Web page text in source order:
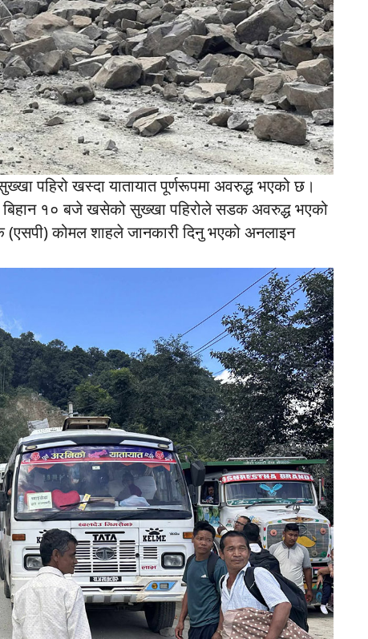
पहिरो खस्दा यातायात पूर्णरूपमा अवरुद्ध भएको छ।
बिहान १० बजे खसेको सुख्खा पहिरोले सडक अवरुद्ध भएको
(एसपी) कोमल शाहले जानकारी दिनु भएको अनलाइन